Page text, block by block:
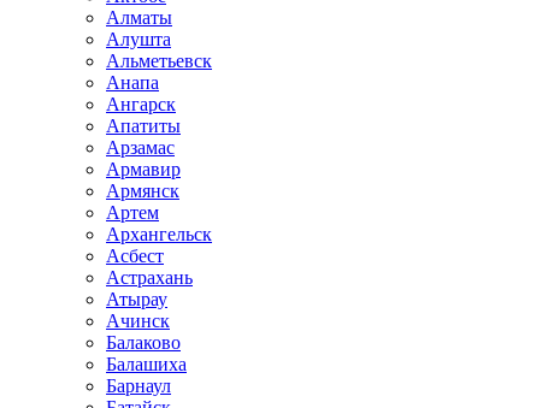
Алматы
Алушта
Альметьевск
Анапа
Ангарск
Апатиты
Арзамас
Армавир
Армянск
Артем
Архангельск
Асбест
Астрахань
Атырау
Ачинск
Балаково
Балашиха
Барнаул